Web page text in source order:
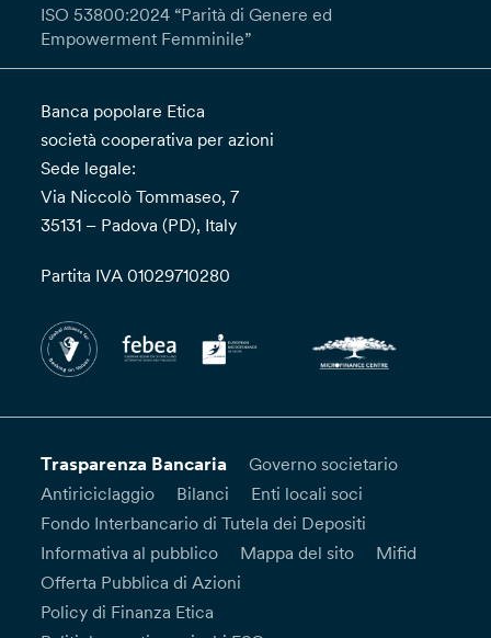
ISO 53800:2024 “Parità di Genere ed
Empowerment Femminile”
Banca popolare Etica
società cooperativa per azioni
Sede legale:
Via Niccolò Tommaseo, 7
35131 – Padova (PD), Italy
Partita IVA 01029710280
Trasparenza Bancaria
Governo societario
Antiriciclaggio
Bilanci
Enti locali soci
Fondo Interbancario di Tutela dei Depositi
Informativa al pubblico
Mappa del sito
Mifid
Offerta Pubblica di Azioni
Policy di Finanza Etica